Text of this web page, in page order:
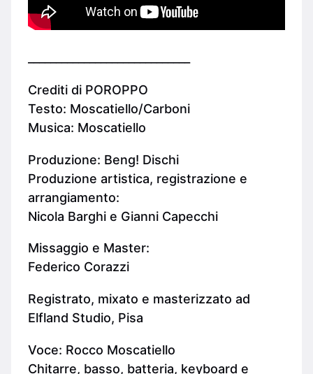
Crediti di POROPPO
Testo: Moscatiello/Carboni
Musica: Moscatiello
Produzione: Beng! Dischi
Produzione artistica, registrazione e
arrangiamento:
Nicola Barghi e Gianni Capecchi
Missaggio e Master:
Federico Corazzi
Registrato, mixato e masterizzato ad
Elfland Studio, Pisa
Voce: Rocco Moscatiello
Chitarre, basso, batteria, keyboard e